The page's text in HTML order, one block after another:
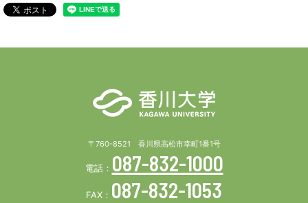
〒760-8521 香川県高松市幸町1番1号
電話： 087-832-1000
FAX： 087-832-1053